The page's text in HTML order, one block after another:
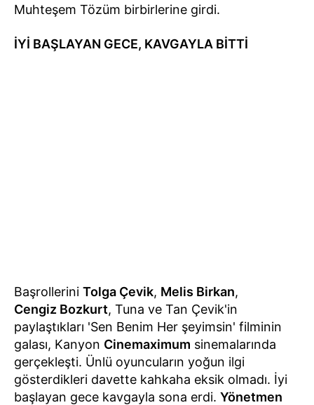
Muhteşem Tözüm birbirlerine girdi.
İYİ BAŞLAYAN GECE, KAVGAYLA BİTTİ
Başrollerini Tolga Çevik, Melis Birkan,
Cengiz Bozkurt, Tuna ve Tan Çevik'in
paylaştıkları 'Sen Benim Her şeyimsin' filminin
galası, Kanyon Cinemaximum sinemalarında
gerçekleşti. Ünlü oyuncuların yoğun ilgi
gösterdikleri davette kahkaha eksik olmadı. İyi
başlayan gece kavgayla sona erdi. Yönetmen